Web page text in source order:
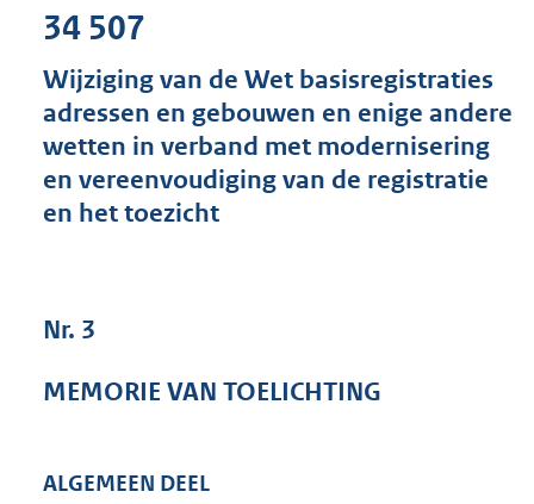
s
g
r
o
34 507
Wijziging van de Wet basisregistraties
adressen en gebouwen en enige andere
wetten in verband met modernisering
en vereenvoudiging van de registratie
en het toezicht
Nr. 3
MEMORIE VAN TOELICHTING
ALGEMEEN DEEL